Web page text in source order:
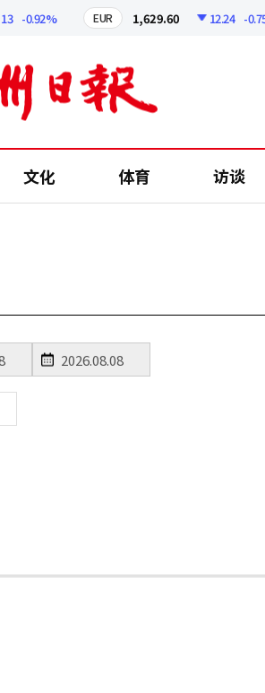
-0.92% EUR 1,629.60 12.24 -0.75%
文化 体育 访谈